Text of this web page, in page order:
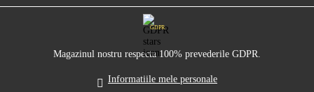
GDPR
Magazinul nostru respecta 100% prevederile GDPR.
Informatiile mele personale